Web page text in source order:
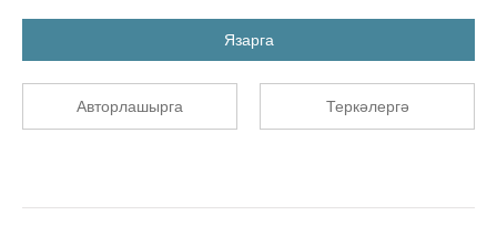
Язарга
Авторлашырга Теркәлергә